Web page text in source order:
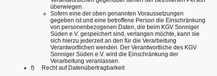
überwiegen.
Sofern eine der oben genannten Voraussetzungen
gegeben ist und eine betroffene Person die Einschränkung
von personenbezogenen Daten, die beim KGV Sonniger
Süden e.V. gespeichert sind, verlangen möchte, kann sie
sich hierzu jederzeit an den für die Verarbeitung
Verantwortlichen wenden. Der Verantwortliche des KGV
Sonniger Süden e.V. wird die Einschränkung der
Verarbeitung veranlassen.
f) Recht auf Datenübertragbarkeit